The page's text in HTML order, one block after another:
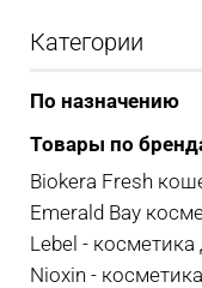
Категории
По назначению
Товары по
Biokera Fresh
Emerald Bay
Lebel -
Nioxin -